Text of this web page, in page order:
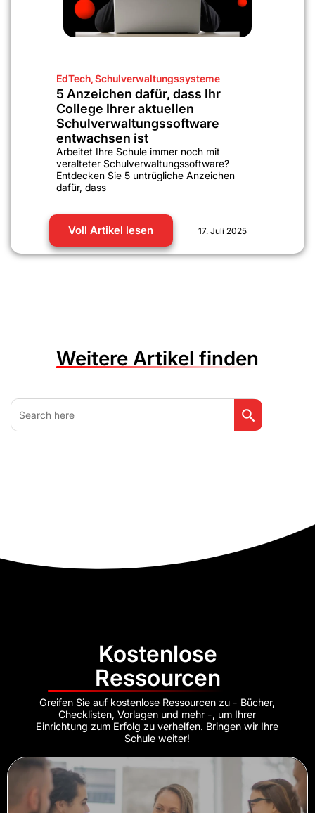
EdTech,Schulverwaltungssysteme
5 Anzeichen dafür, dass Ihr
College Ihrer aktuellen
Schulverwaltungssoftware
entwachsen ist
Arbeitet Ihre Schule immer noch mit
veralteter Schulverwaltungssoftware?
Entdecken Sie 5 untrügliche Anzeichen
dafür, dass
Voll Artikel lesen 17. Juli 2025
Weitere Artikel finden
Search
for:
Search Button
Kostenlose
Ressourcen
Greifen Sie auf kostenlose Ressourcen zu - Bücher,
Checklisten, Vorlagen und mehr -, um Ihrer
Einrichtung zum Erfolg zu verhelfen. Bringen wir Ihre
Schule weiter!